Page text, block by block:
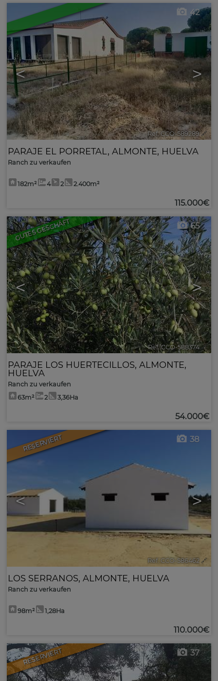
< >
42
Ref. CCO-589289 🔗
PARAJE EL PORRETAL , ALMONTE, HUELVA
Ranch zu verkaufen
182m² 4 2 2.400m²
115.000€
GUTES GESCHÄFT
< >
65
Ref. CCO-588374 🔗
PARAJE LOS HUERTECILLOS, ALMONTE,
HUELVA
Ranch zu verkaufen
63m²
2 3,36Ha
54.000€
RESERVIERT
< >
38
Ref. CCO-586462 🔗
LOS SERRANOS, ALMONTE, HUELVA
Ranch zu verkaufen
98m² 1,28Ha
110.000€
RESERVIERT 37